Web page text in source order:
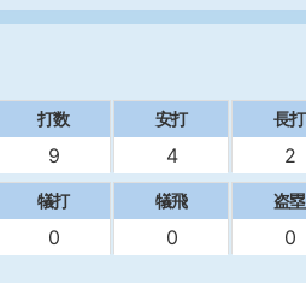
打数
9
安打
4
長打
2
犠打
0
犠飛
0
盗塁
0